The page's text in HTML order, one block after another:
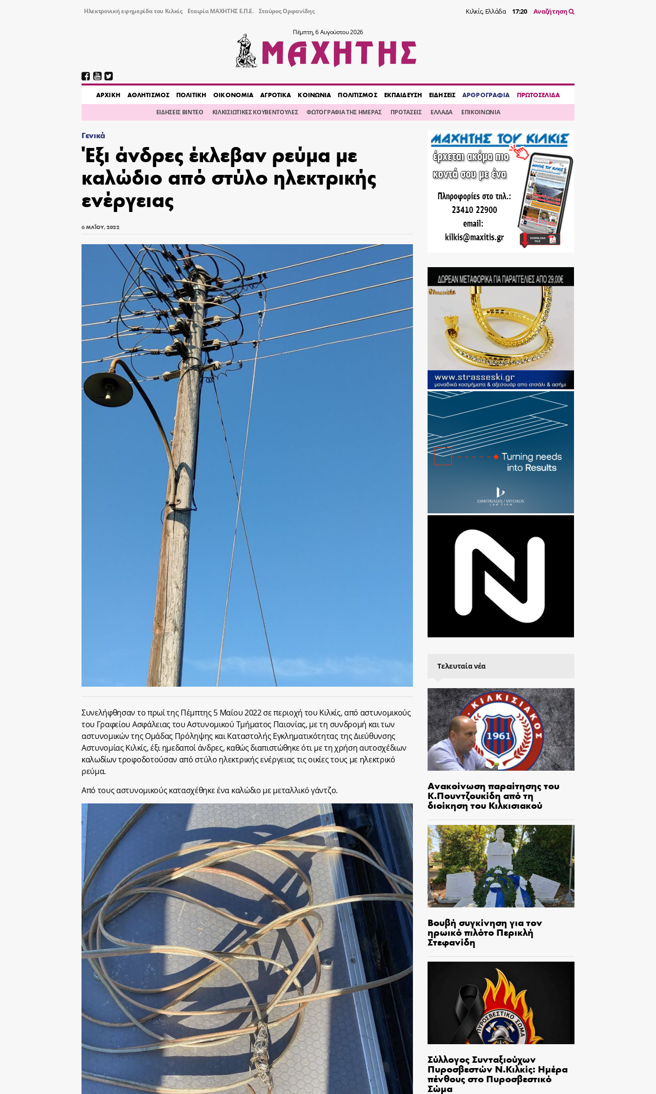
Ηλεκτρονική εφημερίδα του Κιλκίς Εταιρία ΜΑΧΗΤΗΣ Ε.Π.Ε. Σταύρος Ορφανίδης Κιλκίς, Ελλάδα 17:20 Αναζήτηση
Πέμπτη, 6 Αυγούστου 2026
AΡΧΙΚΗ ΑΘΛΗΤΙΣΜΟΣ ΠΟΛΙΤΙΚΗ ΟΙΚΟΝΟΜΙΑ ΑΓΡΟΤΙΚΑ ΚΟΙΝΩΝΙΑ ΠΟΛΙΤΙΣΜΟΣ ΕΚΠΑΙΔΕΥΣΗ ΕΙΔΗΣΕΙΣ ΑΡΘΡΟΓΡΑΦΙΑ ΠΡΩΤΟΣΕΛΙΔΑ
ΕΙΔΗΣΕΙΣ ΒΙΝΤΕΟ ΚΙΛΚΙΣΙΩΤΙΚΕΣ ΚΟΥΒΕΝΤΟΥΛΕΣ ΦΩΤΟΓΡΑΦΙΑ ΤΗΣ ΗΜΕΡΑΣ ΠΡΟΤΑΣΕΙΣ ΕΛΛΑΔΑ ΕΠΙΚΟΙΝΩΝΙΑ
Γενικά
Έξι άνδρες έκλεβαν ρεύμα με
καλώδιο από στύλο ηλεκτρικής
ενέργειας
6 ΜΑΪ́ΟΥ, 2022
Συνελήφθησαν το πρωί της Πέμπτης 5 Μαΐου 2022 σε περιοχή του Κιλκίς, από αστυνομικούς
του Γραφείου Ασφάλειας του Αστυνομικού Τμήματος Παιονίας, με τη συνδρομή και των
αστυνομικών της Ομάδας Πρόληψης και Καταστολής Εγκληματικότητας της Διεύθυνσης
Αστυνομίας Κιλκίς, έξι ημεδαποί άνδρες, καθώς διαπιστώθηκε ότι με τη χρήση αυτοσχέδιων
καλωδίων τροφοδοτούσαν από στύλο ηλεκτρικής ενέργειας τις οικίες τους με ηλεκτρικό
ρεύμα.
Από τους αστυνομικούς κατασχέθηκε ένα καλώδιο με μεταλλικό γάντζο.
Τελευταία νέα
Ανακοίνωση παραίτησης του
Κ.Πουντζουκίδη από τη
διοίκηση του Κιλκισιακού
Βουβή συγκίνηση για τον
ηρωικό πιλότο Περικλή
Στεφανίδη
Σύλλογος Συνταξιούχων
Πυροσβεστών Ν.Κιλκίς: Ημέρα
πένθους στο Πυροσβεστικό
Σώμα